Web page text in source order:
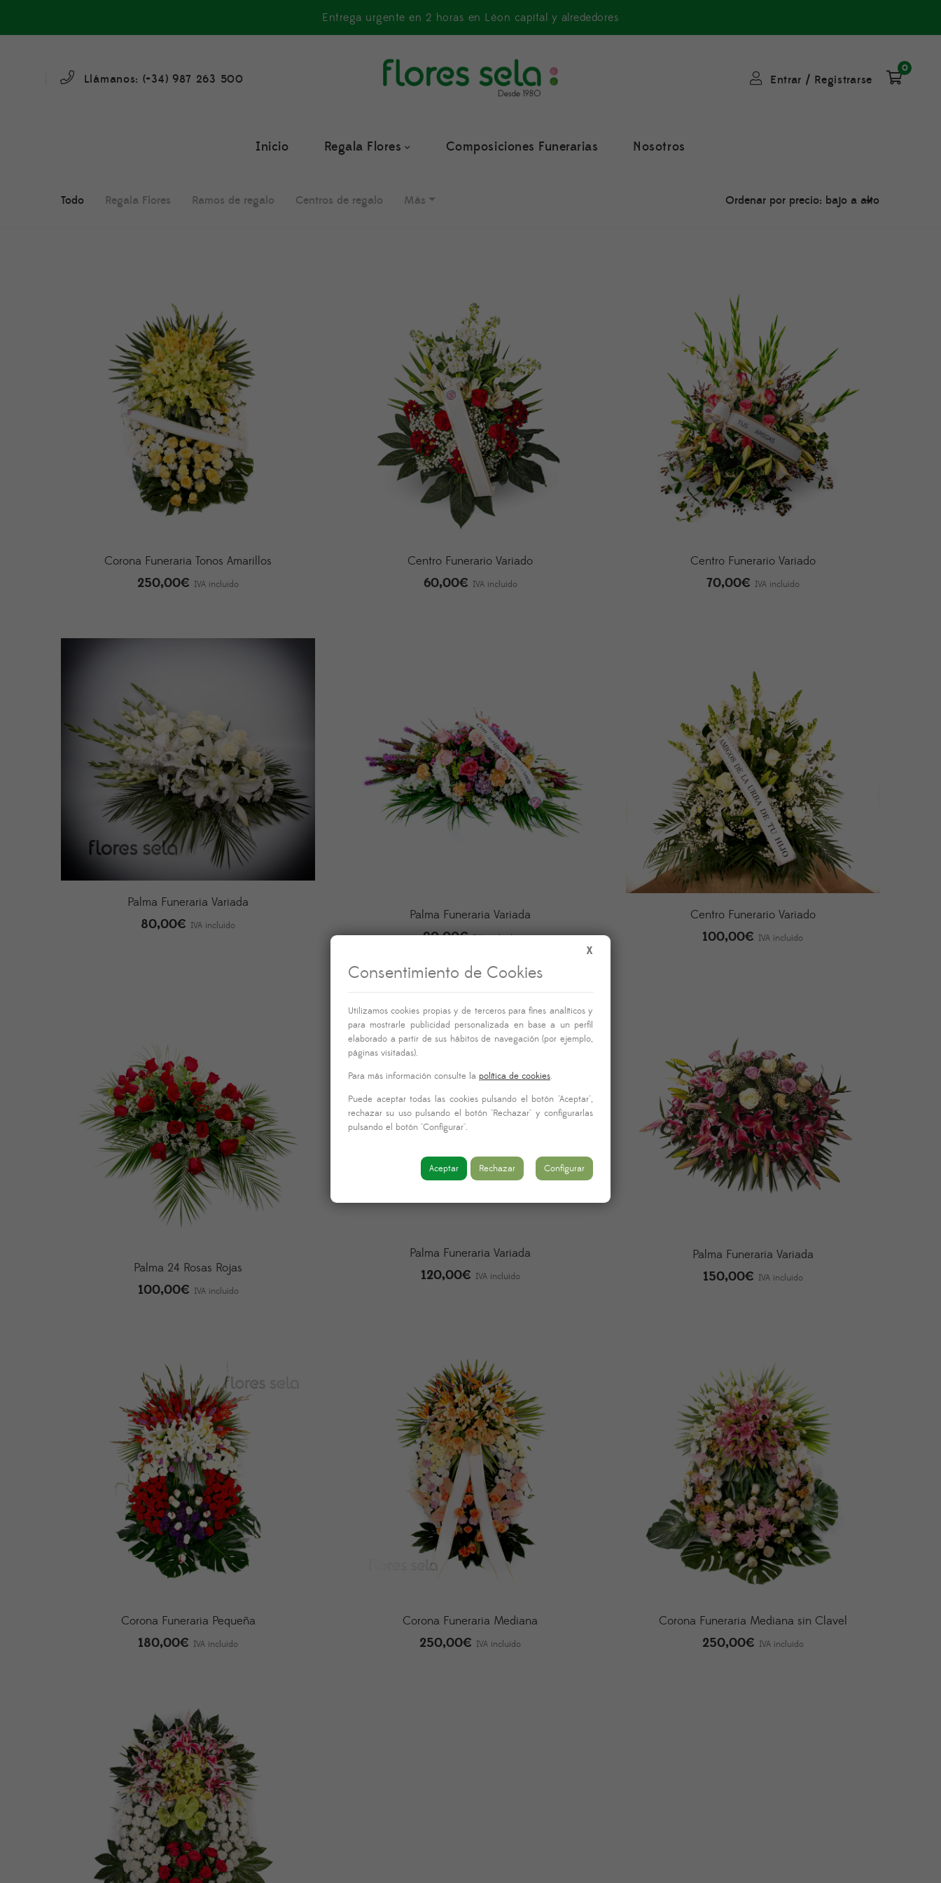
Entrega urgente en 2 horas en Léon capital y alrededores
Llámanos: (+34) 987 263 500 Entrar / Registrarse
0
Inicio Regala Flores Composiciones Funerarias Nosotros
Todo Regala Flores Ramos de regalo Centros de regalo Más
Corona Funeraria Tonos Amarillos
250,00€ IVA incluido
Centro Funerario Variado
60,00€ IVA incluido
Centro Funerario Variado
70,00€ IVA incluido
Palma Funeraria Variada
80,00€ IVA incluido
Palma Funeraria Variada
90,00€ IVA incluido
Centro Funerario Variado
100,00€ IVA incluido
Palma 24 Rosas Rojas
100,00€ IVA incluido
Palma Funeraria Variada
120,00€ IVA incluido
Palma Funeraria Variada
150,00€ IVA incluido
Corona Funeraria Pequeña
180,00€ IVA incluido
Corona Funeraria Mediana
250,00€ IVA incluido
Corona Funeraria Mediana sin Clavel
250,00€ IVA incluido
X
Consentimiento de Cookies
Utilizamos cookies propias y de terceros para fines analíticos y
para mostrarle publicidad personalizada en base a un perfil
elaborado a partir de sus hábitos de navegación (por ejemplo,
páginas visitadas).
Para más información consulte la política de cookies.
Puede aceptar todas las cookies pulsando el botón "Aceptar",
rechazar su uso pulsando el botón "Rechazar" y configurarlas
pulsando el botón "Configurar".
Aceptar Rechazar Configurar